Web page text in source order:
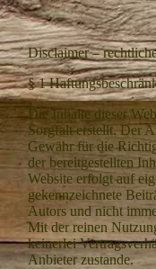
Disclaimer –
§ 1
Die Inhalte dieser
Sorgfalt erstellt. Der
Gewähr für die
der bereitgestellten
Website erfolgt auf
gekennzeichnete
Autors und nicht
Mit der reinen
keinerlei
Anbieter zustande.